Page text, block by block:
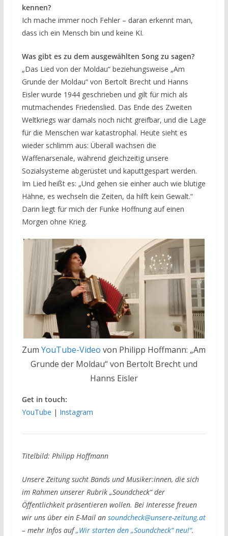
kennen?
Ich mache immer noch Fehler – daran erkennt man,
dass ich ein Mensch bin und keine KI.
Was gibt es zu dem ausgewählten Song zu sagen?
„Das Lied von der Moldau“ beziehungsweise „Am
Grunde der Moldau“ von Bertolt Brecht und Hanns
Eisler wurde 1944 geschrieben und gilt für mich als
mutmachendes Friedenslied. Das Ende des Zweiten
Weltkriegs war damals noch nicht greifbar, und die Lage
für die Menschen war katastrophal. Heute sieht es
wieder schlimm aus: Überall wachsen die
Waffenarsenale, während gleichzeitig unsere
Sozialsysteme abgerüstet und kaputtgespart werden.
Im Lied heißt es: „Und gehen sie einher auch wie blutige
Hähne, es wechseln die Zeiten, da hilft kein Gewalt.“
Darin liegt für mich der Funke Hoffnung auf einen
Morgen ohne Krieg.
ZumYouTube-Video von Philipp Hoffmann: „Am
Grunde der Moldau“ von Bertolt Brecht und
Hanns Eisler
Get in touch:
YouTube | Instagram
Titelbild: Philipp Hoffmann
Unsere Zeitung sucht Bands und Musiker:innen, die sich
im Rahmen unserer Rubrik „Soundcheck“ der
Öffentlichkeit präsentieren wollen. Bei Interesse freuen
wir uns über ein E-Mail an soundcheck@unsere-zeitung.at
– mehr Infos auf„Wir starten den „Soundcheck“ neu!“.